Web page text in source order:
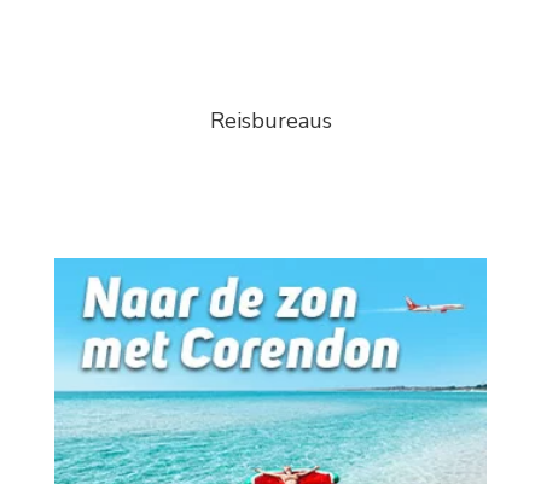
Reisbureaus